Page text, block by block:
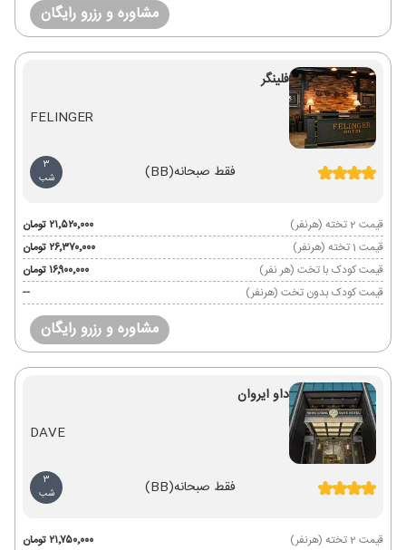
مشاوره و رزرو رایگان
فلینگر
FELINGER
فقط صبحانه(BB)
3
شب
قیمت 2 تخته (هرنفر)
۲۱٬۵۲۰٬۰۰۰ تومان
قیمت 1 تخته (هرنفر)
۲۶٬۳۷۰٬۰۰۰ تومان
قیمت کودک با تخت (هر نفر)
۱۶٬۹۰۰٬۰۰۰ تومان
قیمت کودک بدون تخت (هرنفر)
--
مشاوره و رزرو رایگان
داو ایروان
DAVE
فقط صبحانه(BB)
3
شب
قیمت 2 تخته (هرنفر)
۲۱٬۷۵۰٬۰۰۰ تومان